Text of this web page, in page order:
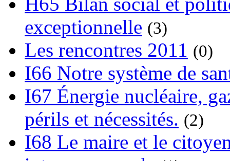
exceptionnelle (3)
Les rencontres 2011 (0)
I66 Notre système de
I67 Énergie nucléaire,
périls et nécessités. (2)
I68 Le maire et le